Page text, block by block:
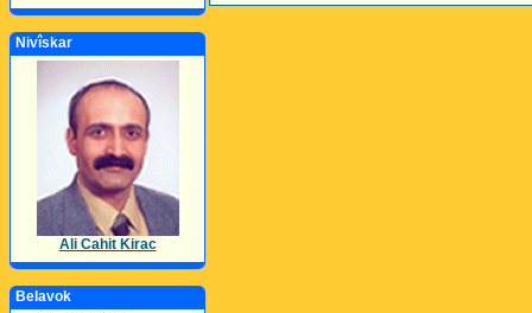
Nivîskar
Ali Cahit Kirac
Belavok